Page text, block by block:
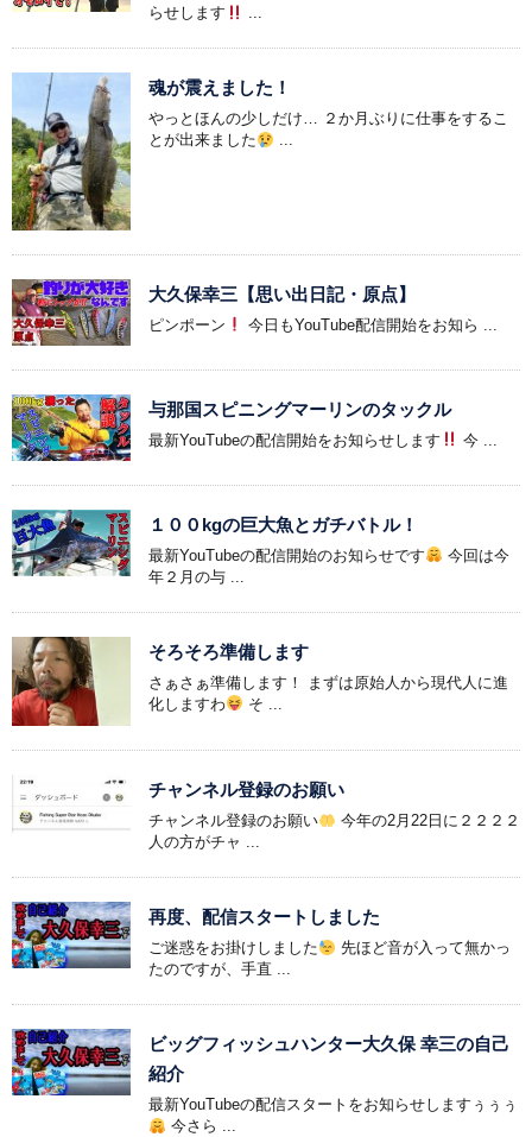
らせします
...
魂が震えました！
やっとほんの少しだけ… ２か月ぶりに仕事をするこ
とが出来ました
...
大久保幸三【思い出日記・原点】
ピンポーン 今日もYouTube配信開始をお知ら ...
与那国スピニングマーリンのタックル
最新YouTubeの配信開始をお知らせします 今 ...
１００kgの巨大魚とガチバトル！
最新YouTubeの配信開始のお知らせです
今回は今
年２月の与 ...
そろそろ準備します
さぁさぁ準備します！ まずは原始人から現代人に進
化しますわ
そ ...
チャンネル登録のお願い
チャンネル登録のお願い
今年の2月22日に２２２２
人の方がチャ ...
再度、配信スタートしました
ご迷惑をお掛けしました
先ほど音が入って無かっ
たのですが、手直 ...
ビッグフィッシュハンター大久保 幸三の自己
紹介
最新YouTubeの配信スタートをお知らせしますぅぅぅ
今さら ...